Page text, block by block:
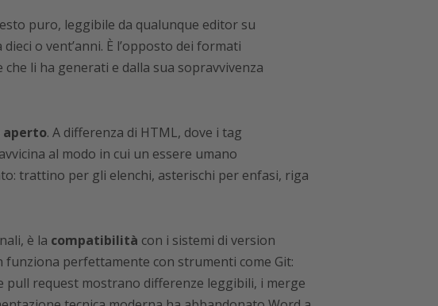
puro, leggibile da qualunque editor su
o vent’anni. È l’opposto dei formati
li ha generati e dalla sua sopravvivenza
. A differenza di HTML, dove i tag
al modo in cui un essere umano
trattino per gli elenchi, asterischi per enfasi, riga
è la compatibilità con i sistemi di version
perfettamente con strumenti come Git:
pull request mostrano differenze leggibili, i merge